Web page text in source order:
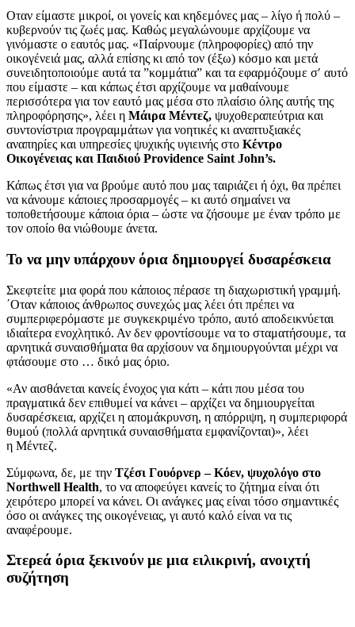
Οταν είμαστε μικροί, οι γονείς και κηδεμόνες μας – λίγο ή πολύ –
κυβερνούν τις ζωές μας. Καθώς μεγαλώνουμε αρχίζουμε να
γινόμαστε ο εαυτός μας. «Παίρνουμε (πληροφορίες) από την
οικογένειά μας, αλλά επίσης κι από τον (έξω) κόσμο και μετά
συνειδητοποιούμε αυτά τα ”κομμάτια” και τα εφαρμόζουμε σ′ αυτό
που είμαστε – και κάπως έτσι αρχίζουμε να μαθαίνουμε
περισσότερα για τον εαυτό μας μέσα στο πλαίσιο όλης αυτής της
πληροφόρησης», λέει η Μάιρα Μέντεζ, ψυχοθεραπεύτρια και
συντονίστρια προγραμμάτων για νοητικές κι αναπτυξιακές
αναπηρίες και υπηρεσίες ψυχικής υγιεινής στο Κέντρο
Οικογένειας και Παιδιού Providence Saint John’s.
Κάπως έτσι για να βρούμε αυτό που μας ταιριάζει ή όχι, θα πρέπει
να κάνουμε κάποιες προσαρμογές – κι αυτό σημαίνει να
τοποθετήσουμε κάποια όρια – ώστε να ζήσουμε με έναν τρόπο με
τον οποίο θα νιώθουμε άνετα.
Το να μην υπάρχουν όρια δημιουργεί δυσαρέσκεια
Σκεφτείτε μια φορά που κάποιος πέρασε τη διαχωριστική γραμμή.
΄Οταν κάποιος άνθρωπος συνεχώς μας λέει ότι πρέπει να
συμπεριφερόμαστε με συγκεκριμένο τρόπο, αυτό αποδεικνύεται
ιδιαίτερα ενοχλητικό. Αν δεν φροντίσουμε να το σταματήσουμε, τα
αρνητικά συναισθήματα θα αρχίσουν να δημιουργούνται μέχρι να
φτάσουμε στο … δικό μας όριο.
«Αν αισθάνεται κανείς ένοχος για κάτι – κάτι που μέσα του
πραγματικά δεν επιθυμεί να κάνει – αρχίζει να δημιουργείται
δυσαρέσκεια, αρχίζει η απομάκρυνση, η απόρριψη, η συμπεριφορά
θυμού (πολλά αρνητικά συναισθήματα εμφανίζονται)», λέει
η Μέντεζ.
Σύμφωνα, δε, με την Τζέσι Γουόρνερ – Κόεν, ψυχολόγο στο
Northwell Health, το να αποφεύγει κανείς το ζήτημα είναι ότι
χειρότερο μπορεί να κάνει. Οι ανάγκες μας είναι τόσο σημαντικές
όσο οι ανάγκες της οικογένειας, γι αυτό καλό είναι να τις
αναφέρουμε.
Στερεά όρια ξεκινούν με μια ειλικρινή, ανοιχτή
συζήτηση